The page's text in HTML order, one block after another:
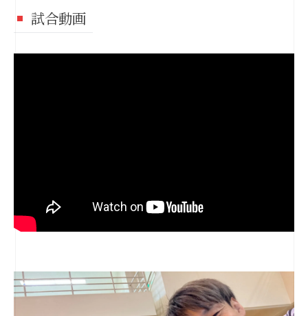
試合動画
" src="https://www.youtube.com/embed/